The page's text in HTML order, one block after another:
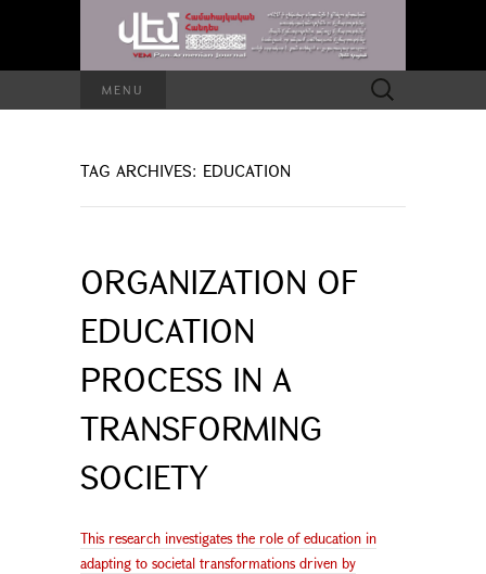
MENU
Search
for:
TAG ARCHIVES: EDUCATION
ORGANIZATION OF
EDUCATION
PROCESS IN A
TRANSFORMING
SOCIETY
This research investigates the role of education in
adapting to societal transformations driven by